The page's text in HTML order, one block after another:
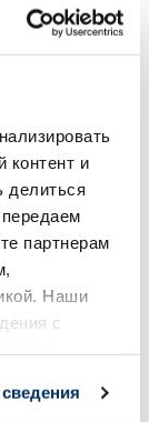
контент и
делиться
партнерам
Наши
с
кошек, 85 г
€ 2.51 €
☀️